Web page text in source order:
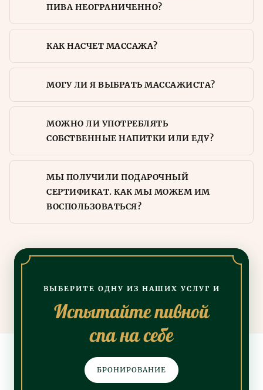
ПИВА НЕОГРАНИЧЕННО?
КАК НАСЧЕТ МАССАЖА?
МОГУ ЛИ Я ВЫБРАТЬ МАССАЖИСТА?
МОЖНО ЛИ УПОТРЕБЛЯТЬ
СОБСТВЕННЫЕ НАПИТКИ ИЛИ ЕДУ?
МЫ ПОЛУЧИЛИ ПОДАРОЧНЫЙ
СЕРТИФИКАТ. КАК МЫ МОЖЕМ ИМ
ВОСПОЛЬЗОВАТЬСЯ?
ВЫБЕРИТЕ ОДНУ ИЗ НАШИХ УСЛУГ И
Испытайте пивной
спа на себе
БРОНИРОВАНИЕ